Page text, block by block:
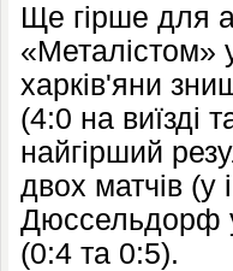
Ще гірше для
«Металістом»
харків'яни
(4:0 на виїзді
найгірший
двох матчів (у
Дюссельдорф
(0:4 та 0:5).